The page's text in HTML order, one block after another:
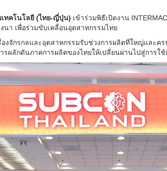
ทคโนโลยี (ไทย-ญี่ปุ่น) เข้าร่วมพิธีเปิดงาน
า เพื่อร่วมขับเคลื่อนอุตสาหกรรมไทย
องจักรกลและอุตสาหกรรมรับช่วงการผลิตที่ใหญ่และ
ผลักดันภาคการผลิตของไทยให้เปลี่ยนผ่านไปสู่การ